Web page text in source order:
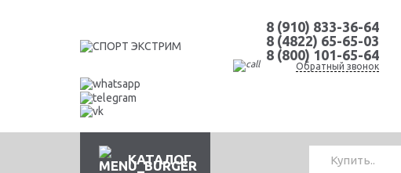
8 (910) 833-36-64
8 (4822) 65-65-03
8 (800) 101-65-64
Обратный звонок
КАТАЛОГ